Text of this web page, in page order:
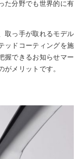
た分野でも世界的に有
取っ手が取れるモデル
ッドコーティングを施
握できるお知らせマー
メリットです。